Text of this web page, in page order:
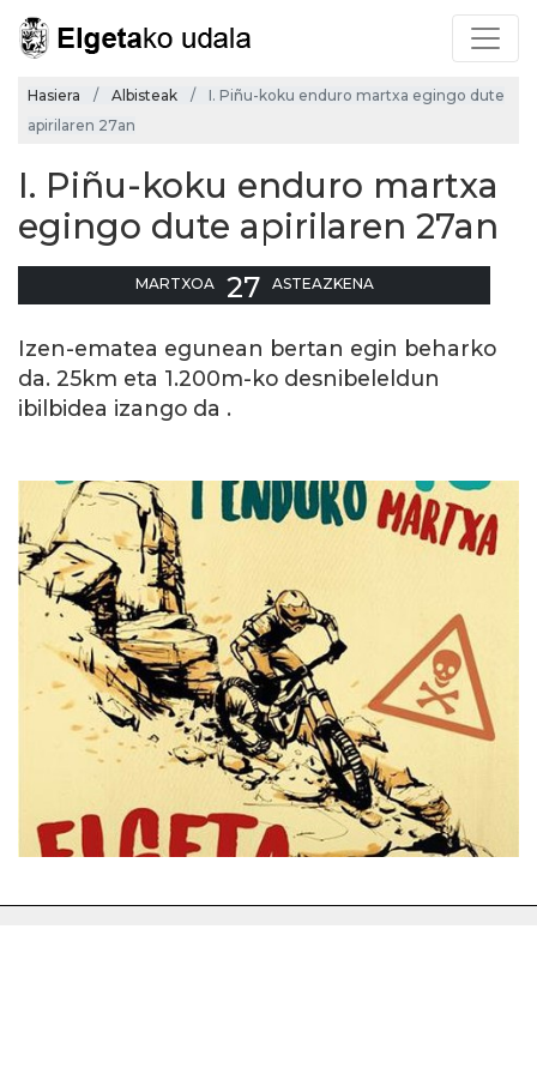
Hasiera Albisteak
I. Piñu-koku enduro martxa egingo dute
apirilaren 27an
I. Piñu-koku enduro martxa
egingo dute apirilaren 27an
MARTXOA 27 ASTEAZKENA
Izen-ematea egunean bertan egin beharko
da. 25km eta 1.200m-ko desnibeleldun
ibilbidea izango da .